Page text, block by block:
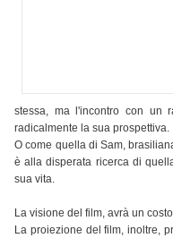
stessa, ma l'incontro con un
radicalmente la sua prospettiva.
O come quella di Sam,
è alla disperata ricerca di
sua vita.
La visione del film, avrà un
La proiezione del film, inoltre,